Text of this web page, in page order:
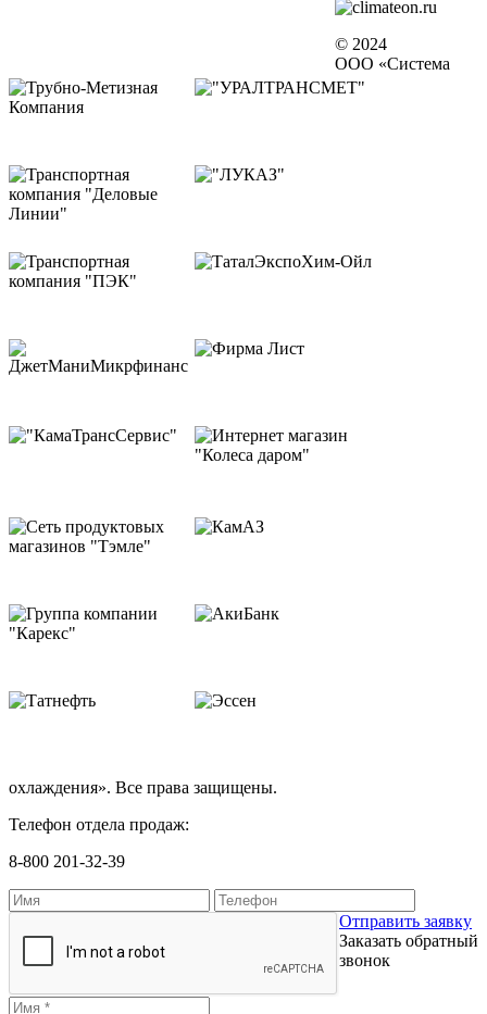
© 2024
ООО «Система
охлаждения». Все права защищены.
Телефон отдела продаж:
8-800 201-32-39
Отправить заявку
Заказать обратный
звонок